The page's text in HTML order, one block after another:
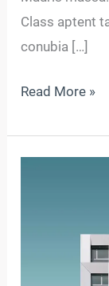
Class aptent
conubia […]
Read More »